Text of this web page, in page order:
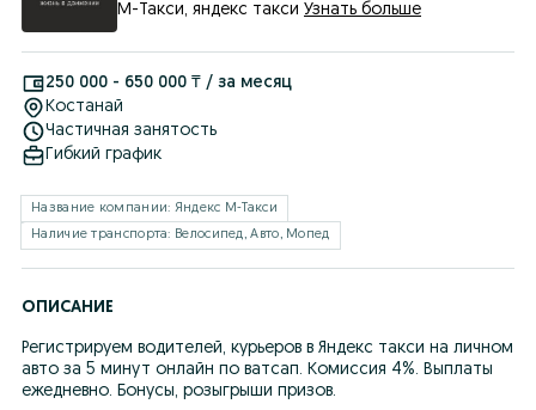
М-Такси, яндекс такси Узнать больше
250 000 - 650 000 ₸ / за месяц
Костанай
Частичная занятость
Гибкий график
Название компании: Яндекс М-Такси
Наличие транспорта: Велосипед, Авто, Мопед
ОПИСАНИЕ
Регистрируем водителей, курьеров в Яндекс такси на личном
авто за 5 минут онлайн по ватсап. Комиссия 4%. Выплаты
ежедневно. Бонусы, розыгрыши призов.